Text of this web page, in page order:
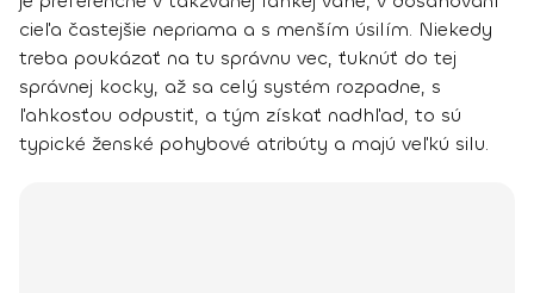
cieľa častejšie nepriama a s menším úsilím. Niekedy
treba poukázať na tu správnu vec, ťuknúť do tej
správnej kocky, až sa celý systém rozpadne, s
ľahkosťou odpustiť, a tým získať nadhľad, to sú
typické ženské pohybové atribúty a majú veľkú silu.